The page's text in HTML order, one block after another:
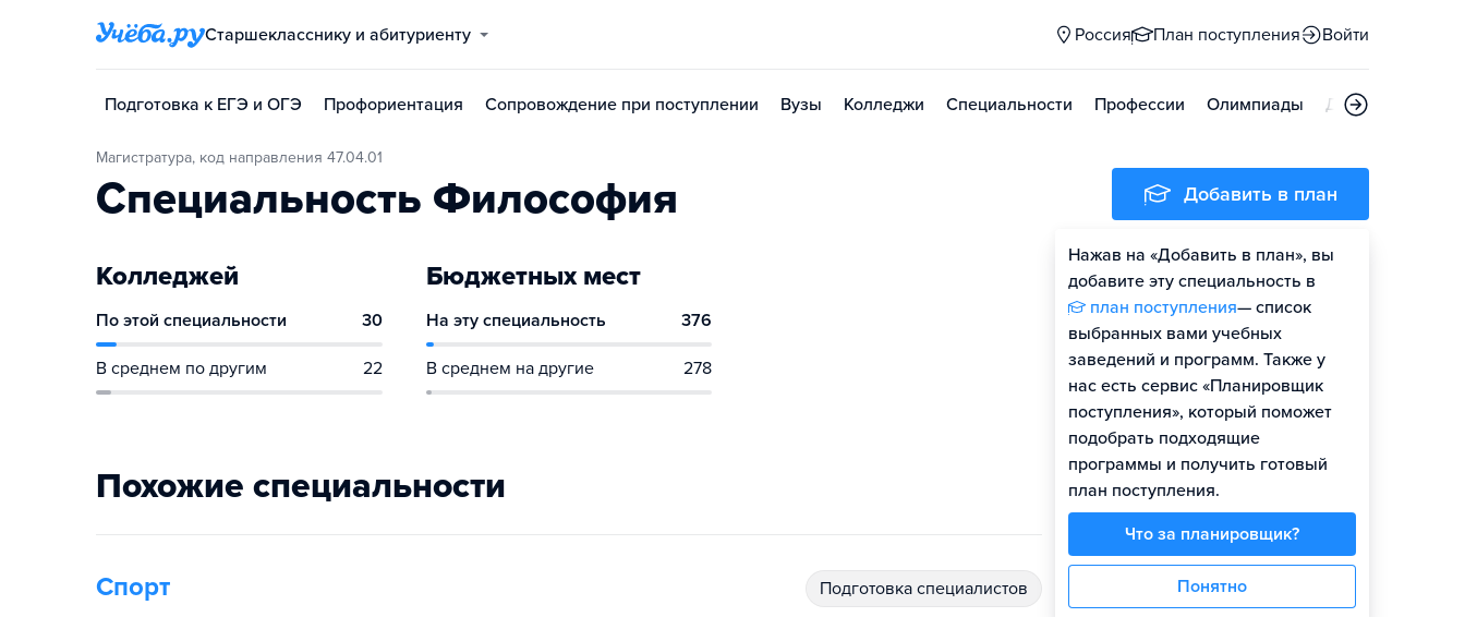
Старшекласснику и абитуриенту Россия План поступления Войти
Подготовка к ЕГЭ и ОГЭ Профориентация Сопровождение при поступлении Вузы Колледжи Специальности Профессии Олимпиады Дни открытых
Магистратура, код направления 47.04.01
Специальность Философия
Колледжей
По этой специальности 30
В среднем по другим 22
Бюджетных мест
На эту специальность 376
В среднем на другие 278
Похожие специальности
Спорт подготовка специалистов
Добавить в план
Нажав на «Добавить в план», вы
добавите эту специальность в
план поступления— список
выбранных вами учебных
заведений и программ. Также у
нас есть сервис «Планировщик
поступления», который поможет
подобрать подходящие
программы и получить готовый
план поступления.
Что за планировщик?
Понятно